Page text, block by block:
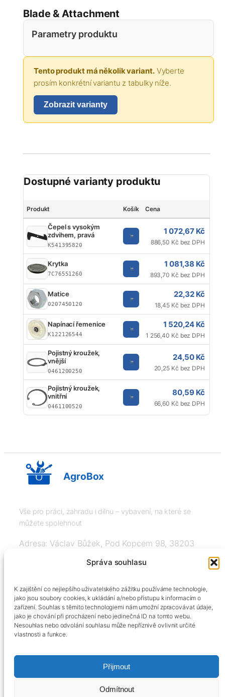
Správa souhlasu
K zajištění co nejlepšího uživatelského zážitku používáme technologie,
jako jsou soubory cookies, k ukládání a/nebo přístupu k informacím o
zařízení. Souhlas s těmito technologiemi nám umožní zpracovávat údaje,
jako je chování při procházení nebo jedinečná ID na tomto webu.
Nesouhlas nebo odvolání souhlasu může nepříznivě ovlivnit určité
vlastnosti a funkce.
Přijmout
Odmítnout
Blade & Attachment
Parametry produktu
Tento produkt má několik variant.Vyberte
prosím konkrétní variantu z tabulky níže.
Zobrazit varianty
Dostupné varianty produktu
Produkt Košík Cena
Čepel s vysokým
zdvihem, pravá
K541395820
1 072,67 Kč
886,50 Kč bez DPH
Krytka
7C76551260
1 081,38 Kč
893,70 Kč bez DPH
Matice
0207450120
22,32 Kč
18,45 Kč bez DPH
Napínací řemenice
K122126544
1 520,24 Kč
1 256,40 Kč bez DPH
Pojistný kroužek,
vnější
0461200250
24,50 Kč
20,25 Kč bez DPH
Pojistný kroužek,
vnitřní
0461100520
80,59 Kč
66,60 Kč bez DPH
AgroBox
Vše pro práci, zahradu i dílnu – vybavení, na které se
můžete spolehnout
Adresa: Václav Bůžek, Pod Kopcem 98, 38203
+420606334248, info@agrobox.cz
Obchodní podmínky
Podmínky ochrany osobních údajů